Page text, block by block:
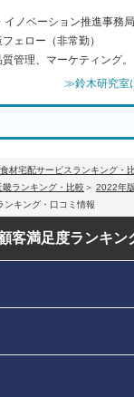
ノベーション推進事務
ェロー（非常勤）
管理、マーケティング。
≫鈴木研究室
食材宅配サービスランキング・
ランキング・比較
2022年版
ンキング・口コミ情報
客満足度ランキン